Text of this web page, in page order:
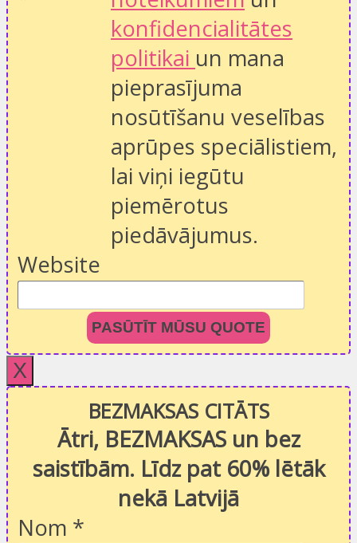
konfidencialitātes
politikai un mana
pieprasījuma
nosūtīšanu veselības
aprūpes speciālistiem,
lai viņi iegūtu
piemērotus
piedāvājumus.
Website
PASŪTĪT MŪSU QUOTE
X
BEZMAKSAS CITĀTS
Ātri, BEZMAKSAS un bez
saistībām. Līdz pat 60% lētāk
nekā Latvijā
Nom *